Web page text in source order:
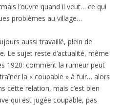
l’ouvre quand il veut… ce qui
problèmes au village…
aussi travaillé, plein de
Le sujet reste d’actualité, même
1920: comment la rumeur peut
la « coupable » à fuir… alors
cette relation, mais c’est bien
qui est jugée coupable, pas